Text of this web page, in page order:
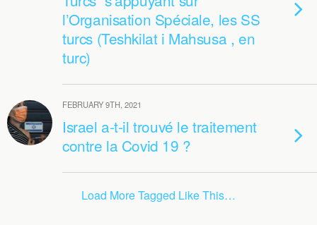
l’Organisation Spéciale, les SS
turcs (Teshkilat i Mahsusa , en
turc)
FEBRUARY 9TH, 2021
Israel a-t-il trouvé le traitement
contre la Covid 19 ?
Load More Tagged Like This…